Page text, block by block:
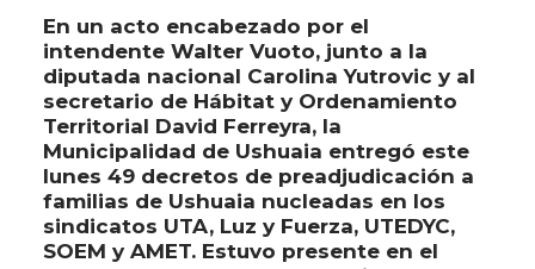
En un acto encabezado por el
intendente Walter Vuoto, junto a la
diputada nacional Carolina Yutrovic y al
secretario de Hábitat y Ordenamiento
Territorial David Ferreyra, la
Municipalidad de Ushuaia entregó este
lunes 49 decretos de preadjudicación a
familias de Ushuaia nucleadas en los
sindicatos UTA, Luz y Fuerza, UTEDYC,
SOEM y AMET. Estuvo presente en el